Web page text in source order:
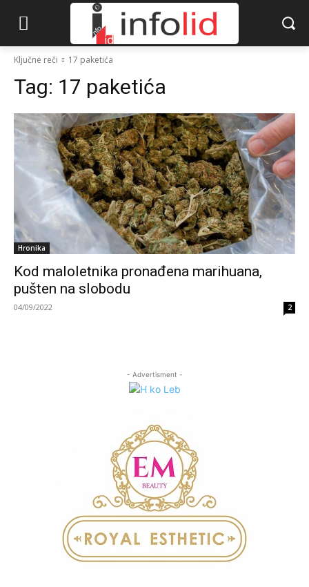
Ključne reči 17 paketića
Tag: 17 paketića
Hronika
Kod maloletnika pronađena marihuana,
pušten na slobodu
04/09/2022 2
- Advertisment -